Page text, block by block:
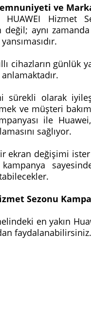
ve
HUAWEI Hizmet
değil; aynı
cihazların günlük
sürekli olarak
ve müşteri
ile
sağlıyor.
ekran değişimi
Sezonu
en yakın
faydalanabilirsiniz.